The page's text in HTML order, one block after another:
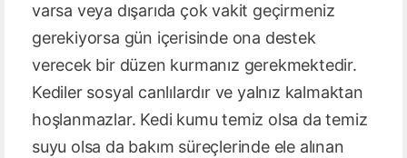
varsa veya dışarıda çok vakit geçirmeniz
gerekiyorsa gün içerisinde ona destek
verecek bir düzen kurmanız gerekmektedir.
Kediler sosyal canlılardır ve yalnız kalmaktan
hoşlanmazlar. Kedi kumu temiz olsa da temiz
suyu olsa da bakım süreçlerinde ele alınan